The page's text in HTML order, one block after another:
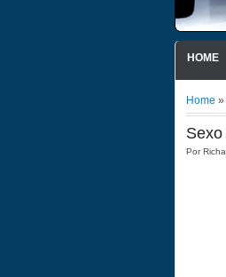
HOME
Home »
Por